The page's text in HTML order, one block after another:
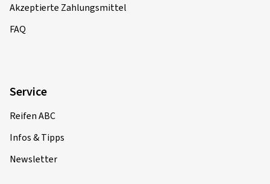
Akzeptierte Zahlungsmittel
FAQ
Service
Reifen ABC
Infos & Tipps
Newsletter